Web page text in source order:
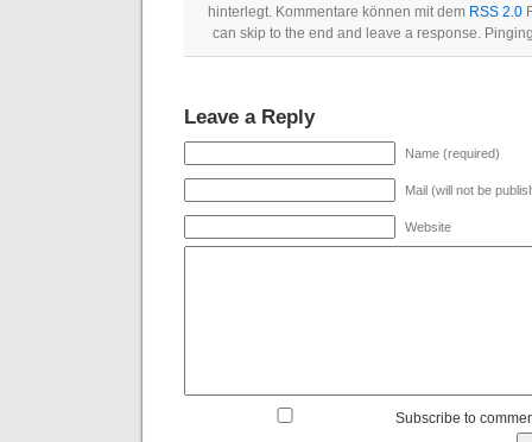
hinterlegt. Kommentare können mit dem RSS 2.0
can skip to the end and leave a response.
Leave a Reply
Name (required)
Mail (will not be
Website
Subscribe to